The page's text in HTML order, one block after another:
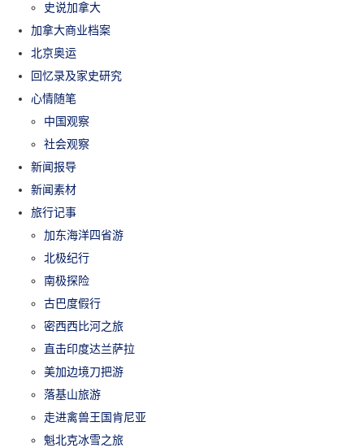
史说加拿大
加拿大商业档案
北京奥运
回忆录及家史研究
心情随笔
中国观察
社会观察
新闻报导
新闻素材
旅行记事
加东海洋四省游
北极纪行
南极探险
古巴度假行
密西西比河之旅
直击印度达兰萨拉
美加边境刀把游
落基山旅游
走进禽兽王国肯尼亚
魁北克冰雪之旅